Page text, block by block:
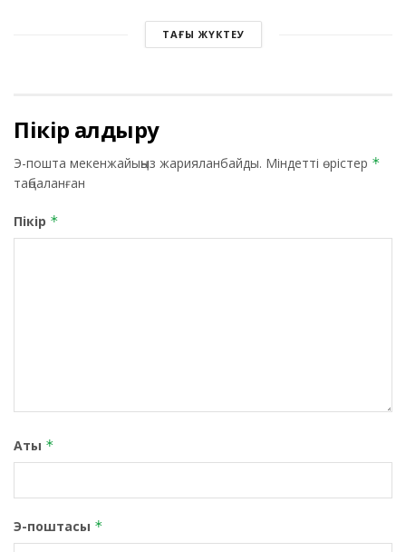
ТАҒЫ ЖҮКТЕУ
Пікір қалдыру
Э-пошта мекенжайыңыз жарияланбайды. Міндетті өрістер *
таңбаланған
Пікір *
Аты *
Э-поштасы *